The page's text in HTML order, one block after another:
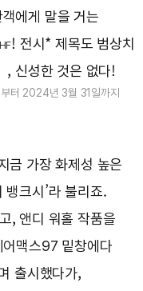
에게 말을 거는
! 전시* 제목도 범상치
신성한 것은 없다!
터 2024년 3월 31일까지
금 가장 화제성 높은
뱅크시’라 불리죠.
, 앤디 워홀 작품을
맥스97 밑창에다
출시했다가,